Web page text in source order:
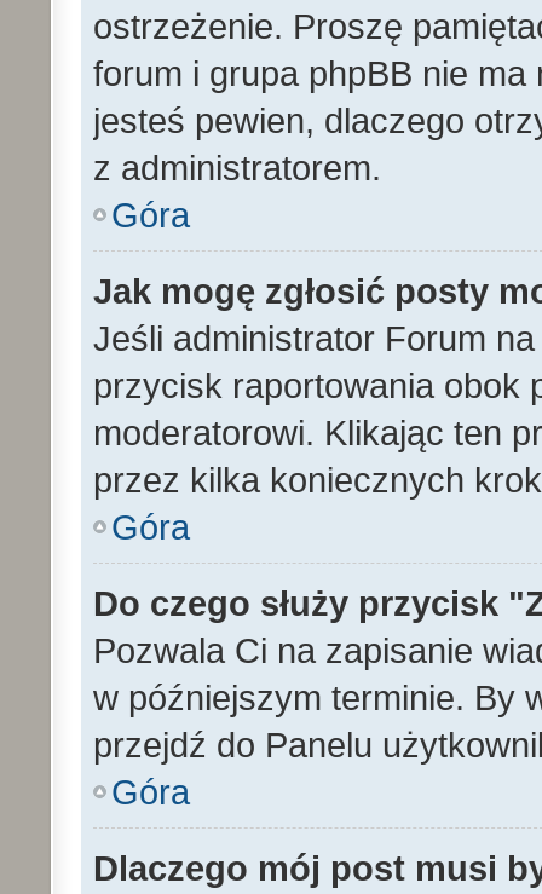
ostrzeżenie. Proszę
forum i grupa phpBB nie
jesteś pewien, dlaczego
z administratorem.
Góra
Jak mogę zgłosić posty
Jeśli administrator Forum
przycisk raportowania obok
moderatorowi. Klikając ten
przez kilka koniecznych
Góra
Do czego służy przycisk
Pozwala Ci na zapisanie
w późniejszym terminie. By
przejdź do Panelu
Góra
Dlaczego mój post musi